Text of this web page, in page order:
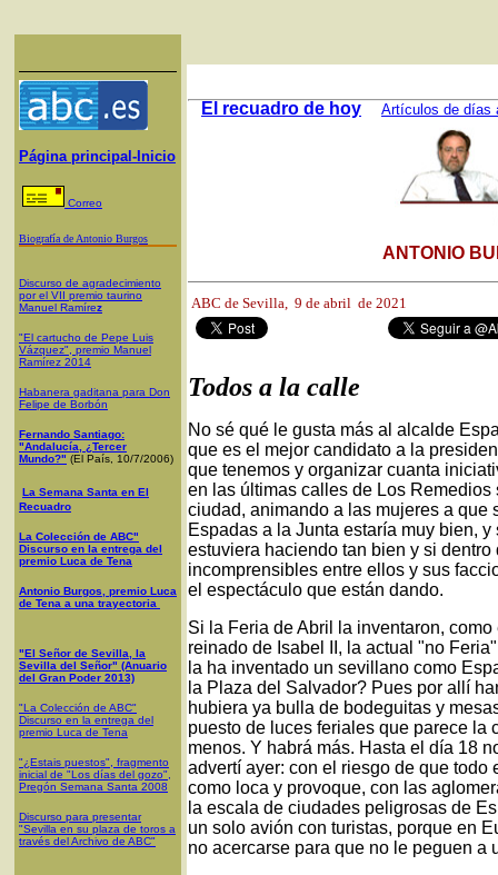
Página principal-Inicio
Correo
Biografía de Antonio Burgos
Discurso de agradecimiento
por el VII premio taurino
Manuel Ramírez
"El cartucho de Pepe Luis
Vázquez", premio Manuel
Ramírez 2014
Habanera gaditana para Don
Felipe de Borbón
Fernando Santiago:
"Andalucía, ¿Tercer
Mundo?" (El País, 10/7/2006)
La Semana Santa en El
Recuadro
La Colección de ABC"
Discurso en la entrega del
premio Luca de Tena
Antonio Burgos, premio Luca
de Tena a una trayectoria
"El Señor de Sevilla, la
Sevilla del Señor" (Anuario
del Gran Poder 2013)
"La Colección de ABC"
Discurso en la entrega del
premio Luca de Tena
"¿Estais puestos", fragmento
inicial de "Los días del gozo",
Pregón Semana Santa 2008
Discurso para presentar
"Sevilla en su plaza de toros a
través del Archivo de ABC"
El recuadro de hoy Artículos de días
ANTONIO
ABC de Sevilla, 9 de abril de 2021
Todos a la calle
No sé qué le gusta más al alcalde
que es el mejor candidato a la
que tenemos y organizar cuanta
en las últimas calles de Los
ciudad, animando a las mujeres a que
Espadas a la Junta estaría muy bien,
estuviera haciendo tan bien y si
incomprensibles entre ellos y sus
el espectáculo que están dando.
Si la Feria de Abril la inventaron,
reinado de Isabel II, la actual "no
la ha inventado un sevillano como
la Plaza del Salvador? Pues por allí
hubiera ya bulla de bodeguitas y
puesto de luces feriales que parece
menos. Y habrá más. Hasta el día 18
advertí ayer: con el riesgo de que
como loca y provoque, con las
la escala de ciudades peligrosas de
un solo avión con turistas, porque en
no acercarse para que no le peguen a